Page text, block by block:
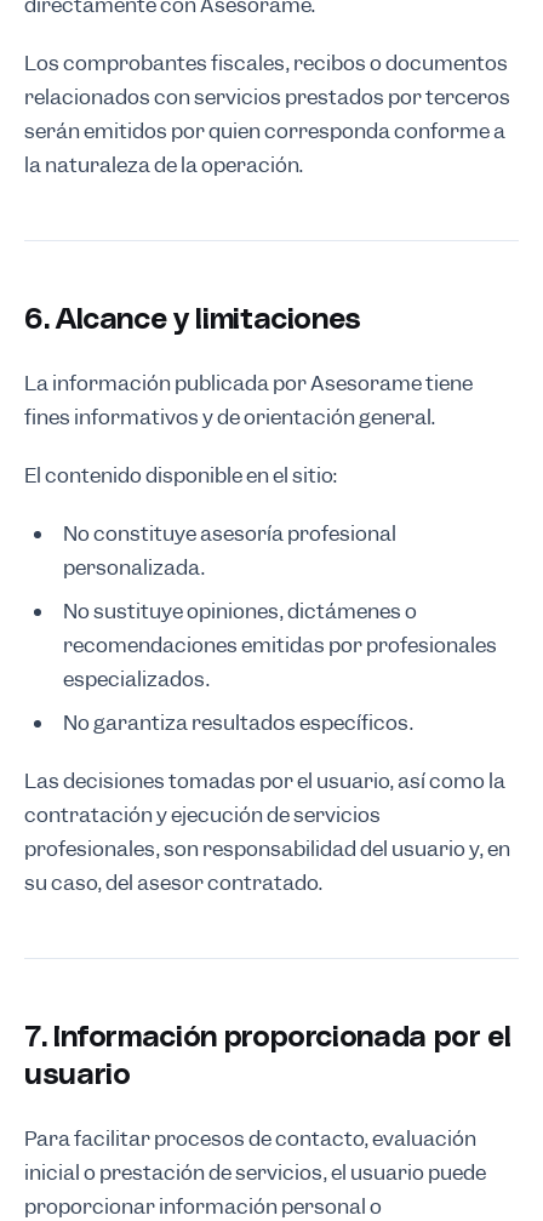
Los comprobantes fiscales, recibos o documentos
relacionados con servicios prestados por terceros
serán emitidos por quien corresponda conforme a
la naturaleza de la operación.
6. Alcance y limitaciones
La información publicada por Asesorame tiene
fines informativos y de orientación general.
El contenido disponible en el sitio:
No constituye asesoría profesional
personalizada.
No sustituye opiniones, dictámenes o
recomendaciones emitidas por profesionales
especializados.
No garantiza resultados específicos.
Las decisiones tomadas por el usuario, así como la
contratación y ejecución de servicios
profesionales, son responsabilidad del usuario y, en
su caso, del asesor contratado.
7. Información proporcionada por el
usuario
Para facilitar procesos de contacto, evaluación
inicial o prestación de servicios, el usuario puede
proporcionar información personal o